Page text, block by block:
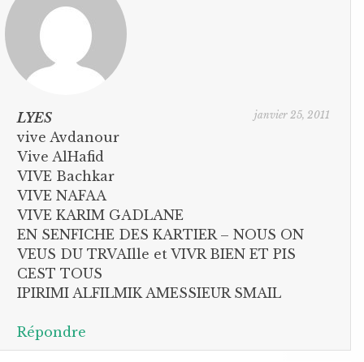
LYES janvier 25, 2011
vive Avdanour
Vive AlHafid
VIVE Bachkar
VIVE NAFAA
VIVE KARIM GADLANE
EN SENFICHE DES KARTIER – NOUS ON
VEUS DU TRVAIlle et VIVR BIEN ET PIS
CEST TOUS
IPIRIMI ALFILMIK AMESSIEUR SMAIL
Répondre